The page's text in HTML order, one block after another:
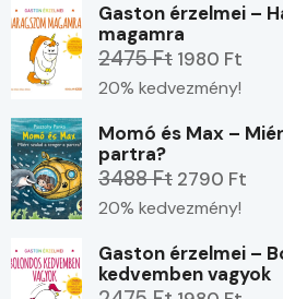
Gaston érzelmei –
magamra
2475 Ft 1980 Ft
20% kedvezmény!
Momó és Max –
partra?
3488 Ft 2790 Ft
20% kedvezmény!
Gaston érzelmei –
kedvemben vagyok